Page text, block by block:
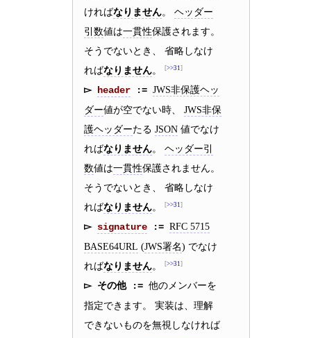
ければなりません。 ヘッダー
引数値は一貫性保護されます。
そうでないとき、 省略しなけ
ればなりません。 >>31
header
JWS非保護ヘッ
ダー値が空でない時、 JWS非保
護ヘッダーたる JSON 値でなけ
ればなりません。 ヘッダー引
数値は一貫性保護されません。
そうでないとき、 省略しなけ
ればなりません。 >>31
signature
RFC 5715
BASE64URL (JWS署名) でなけ
ればなりません。 >>31
その他
他のメンバーを
指定できます。 実装は、理解
できないものを無視しなければ